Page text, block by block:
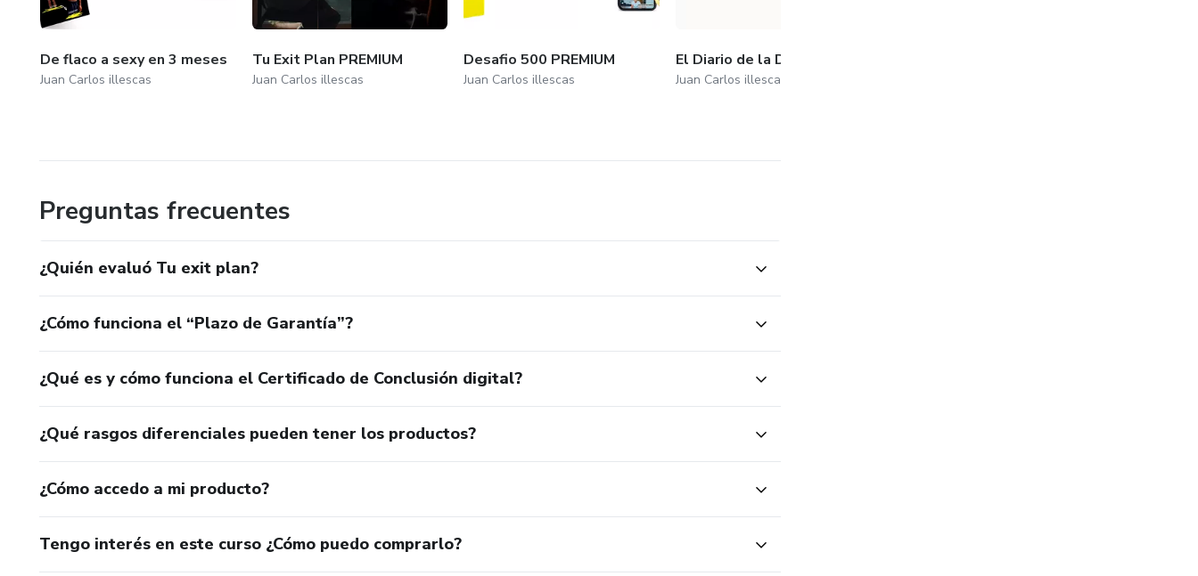
De flaco a sexy en 3 meses
Juan Carlos illescas
Tu Exit Plan PREMIUM
Juan Carlos illescas
Desafio 500 PREMIUM
Juan Carlos illescas
El Diario de la Dignidad
Juan Carlos illescas
Preguntas frecuentes
¿Quién evaluó Tu exit plan?
¿Cómo funciona el “Plazo de Garantía”?
¿Qué es y cómo funciona el Certificado de Conclusión digital?
¿Qué rasgos diferenciales pueden tener los productos?
¿Cómo accedo a mi producto?
Tengo interés en este curso ¿Cómo puedo comprarlo?